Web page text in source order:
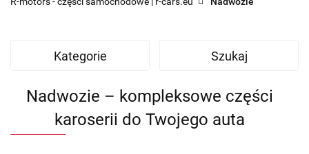
Kategorie Szukaj
Nadwozie – kompleksowe części
karoserii do Twojego auta